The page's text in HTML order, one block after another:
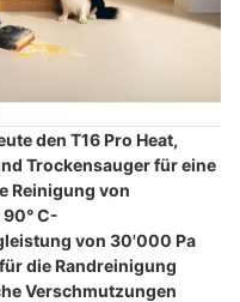
den T16 Pro Heat,
Trockensauger für eine
Reinigung von
C-
von 30'000 Pa
die Randreinigung
Verschmutzungen